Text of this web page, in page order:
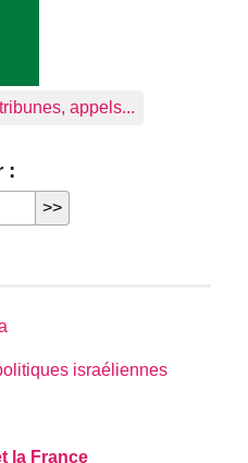
appels...
:
israéliennes
la France